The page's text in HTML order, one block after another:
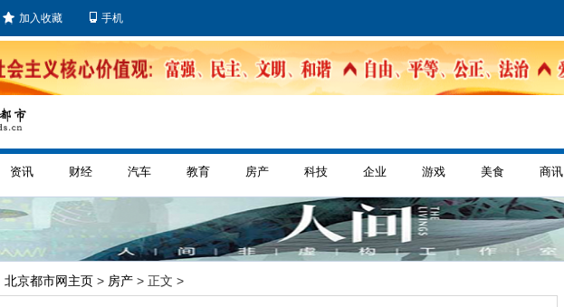
加入收藏 手机
资讯 财经 汽车 教育 房产 科技 企业 游戏 美食 商讯
北京都市网主页 > 房产 > 正文 >